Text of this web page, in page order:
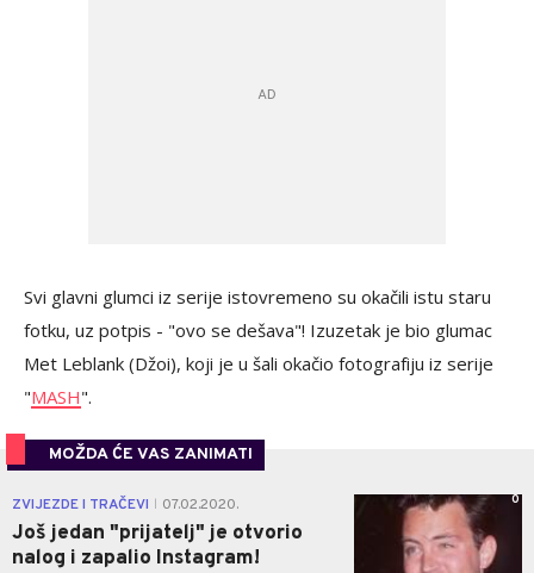
Svi glavni glumci iz serije istovremeno su okačili istu staru
fotku, uz potpis - "ovo se dešava"! Izuzetak je bio glumac
Met Leblank (Džoi), koji je u šali okačio fotografiju iz serije
"MASH".
MOŽDA ĆE VAS ZANIMATI
ZVIJEZDE I TRAČEVI 07.02.2020.
Još jedan "prijatelj" je otvorio
nalog i zapalio Instagram!
0